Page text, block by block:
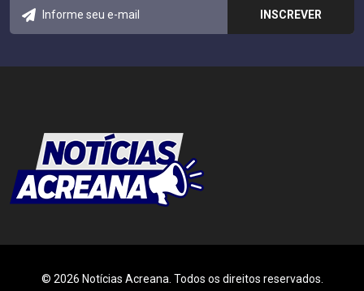
© 2026 Notícias Acreana. Todos os direitos reservados.